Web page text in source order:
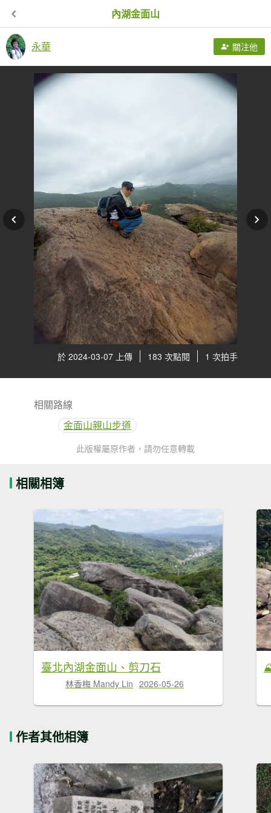
內湖金面山
永華 關注他
於 2024-03-07 上傳 183 次點閱 1 次拍手
相關路線
金面山親山步道
此版權屬原作者，請勿任意轉載
相關相簿
臺北內湖金面山、剪刀石
林香梅 Mandy Lin 2026-05-26
作者其他相簿